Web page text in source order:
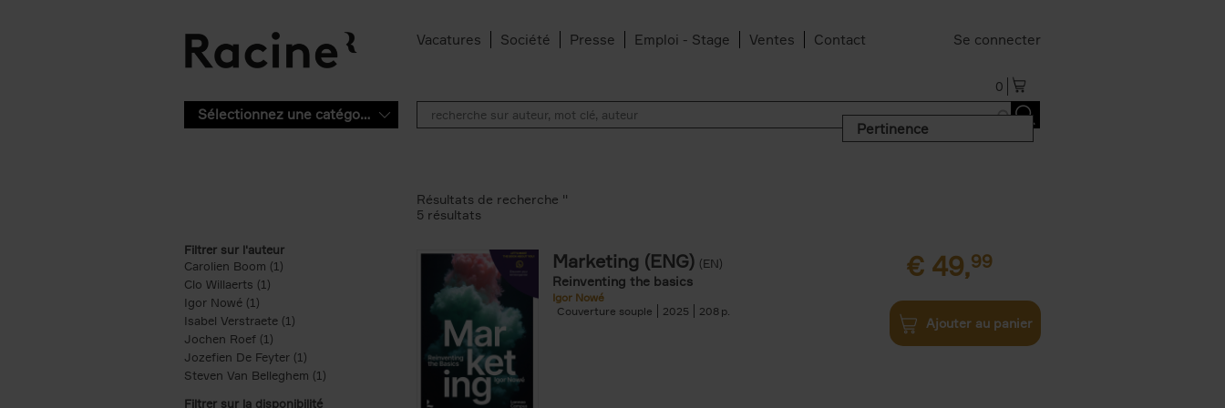
Vacatures Société Presse Emploi - Stage Ventes Contact Se connecter
0
Sélectionnez une catégorie
Pertinence
Filtrer sur l'auteur
Carolien Boom (1)
Clo Willaerts (1)
Igor Nowé (1)
Isabel Verstraete (1) Apply Isabel Verstraete filter
Jochen Roef (1)
Jozefien De Feyter (1) Apply Jozefien De Feyter filter
Steven Van Belleghem (1) Apply Steven Van Belleghem filter
Filtrer sur la disponibilité
Résultats de recherche ''
5 résultats
Marketing (ENG) (EN)
Reinventing the basics
Igor Nowé
Couverture souple
2025 208
€ 49,99
Ajouter au panier